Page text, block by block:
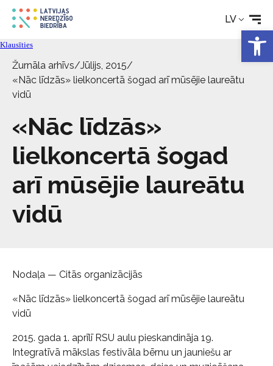
LV
Rehabilitācija
Tehniskie palīglīdzekļi
Aktualitātes
Pakalpojumi
Par biedrību
Klausīties
Žurnāla arhīvs/Jūlijs, 2015/
«Nāc līdzās» lielkoncertā šogad arī mūsējie laureātu
vidū
«Nāc līdzās»
lielkoncertā šogad
arī mūsējie laureātu
vidū
Nodaļa — Citās organizācijās
«Nāc līdzās» lielkoncertā šogad arī mūsējie laureātu
vidū
2015. gada 1. aprīlī RSU aulu pieskandināja 19.
Integratīvā mākslas festivāla bērnu un jauniešu ar